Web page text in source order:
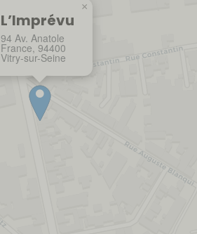
L’Imprévu
94 Av. Anatole
France, 94400
Vitry-sur-Seine
×